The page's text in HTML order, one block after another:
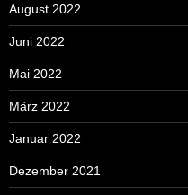
August 2022
Juni 2022
Mai 2022
März 2022
Januar 2022
Dezember 2021